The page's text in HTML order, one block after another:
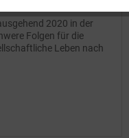
2020 in der
Folgen für die
Leben nach